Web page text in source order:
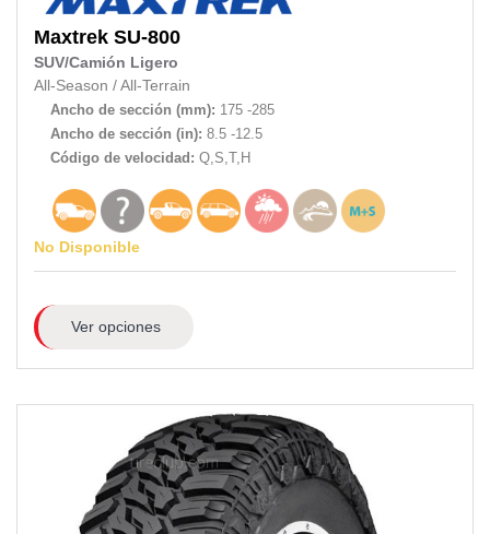
Maxtrek SU-800
SUV/Camión Ligero
All-Season / All-Terrain
Ancho de sección (mm): 175 -285
Ancho de sección (in): 8.5 -12.5
Código de velocidad: Q,S,T,H
No Disponible
Ver opciones